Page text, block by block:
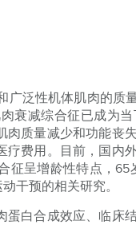
广泛性机体肌肉的质
衰减综合征已成为
质量减少和功能丧
费用。目前，国内
呈增龄性特点，65
干预的相关研究。
白合成效应、临床